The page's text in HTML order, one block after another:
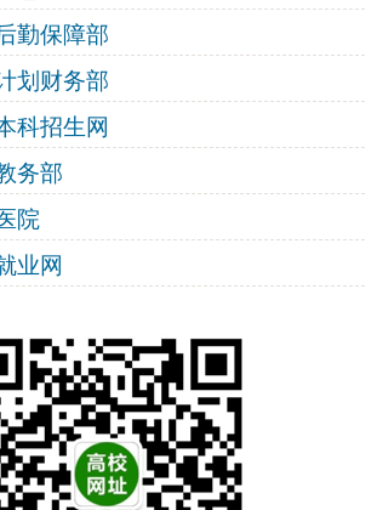
勤保障部
划财务部
科招生网
务部
院
业网